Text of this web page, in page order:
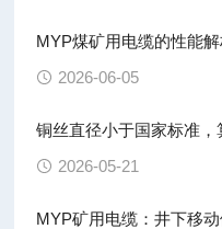
MYP煤矿用电缆的性能
2026-06-05
铜丝直径小于国家标准，
2026-05-21
MYP矿用电缆：井下移